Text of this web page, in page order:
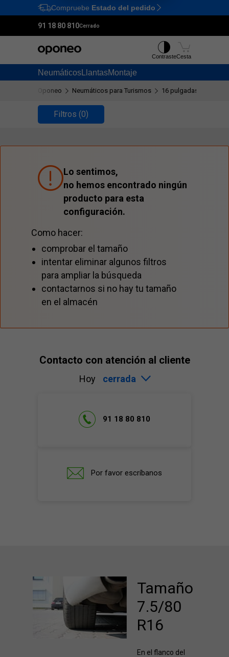
Ctrl M
Compruebe Estado del pedido
91 18 80 810Cerrado
Neumáticos LlantasMontaje
ContrasteCesta
Oponeo Neumáticos para Turismos 16 pulgadas
Filtros (0)
Lo sentimos,
no hemos encontrado ningún
producto para esta
configuración.
Como hacer:
comprobar el tamaño
intentar eliminar algunos filtros
para ampliar la búsqueda
contactarnos si no hay tu tamaño
en el almacén
Contacto con atención al cliente
Hoy cerrada
91 18 80 810
Por favor escríbanos
Tamaño
7.5/80
R16
En el flanco del